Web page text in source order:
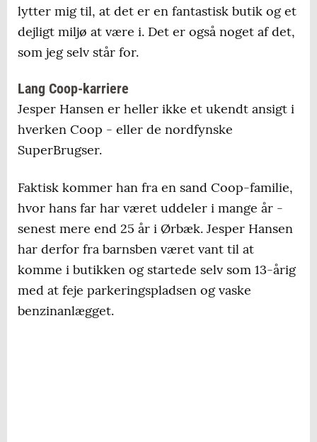
lytter mig til, at det er en fantastisk butik og et
dejligt miljø at være i. Det er også noget af det,
som jeg selv står for.
Lang Coop-karriere
Jesper Hansen er heller ikke et ukendt ansigt i
hverken Coop - eller de nordfynske
SuperBrugser.
Faktisk kommer han fra en sand Coop-familie,
hvor hans far har været uddeler i mange år -
senest mere end 25 år i Ørbæk. Jesper Hansen
har derfor fra barnsben været vant til at
komme i butikken og startede selv som 13-årig
med at feje parkeringspladsen og vaske
benzinanlægget.